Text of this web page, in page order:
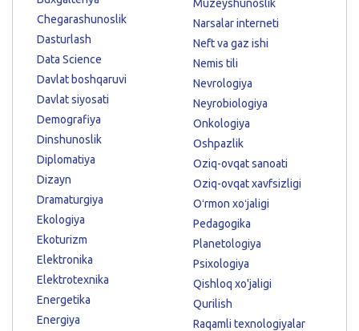
Chegarashunoslik
Dasturlash
Data Science
Davlat boshqaruvi
Davlat siyosati
Demografiya
Dinshunoslik
Diplomatiya
Dizayn
Dramaturgiya
Ekologiya
Ekoturizm
Elektronika
Elektrotexnika
Energetika
Energiya
Muzeyshunoslik
Narsalar interneti
Neft va gaz ishi
Nemis tili
Nevrologiya
Neyrobiologiya
Onkologiya
Oshpazlik
Oziq-ovqat sanoati
Oziq-ovqat xavfsizligi
Oʻrmon xoʻjaligi
Pedagogika
Planetologiya
Psixologiya
Qishloq xo'jaligi
Qurilish
Raqamli texnologiyalar